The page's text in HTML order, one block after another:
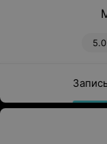
5.0